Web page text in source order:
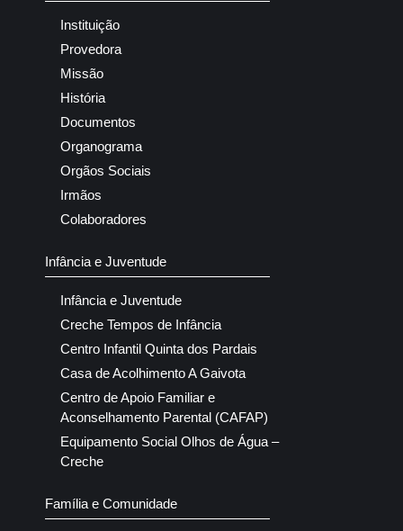
Instituição
Provedora
Missão
História
Documentos
Organograma
Orgãos Sociais
Irmãos
Colaboradores
Infância e Juventude
Infância e Juventude
Creche Tempos de Infância
Centro Infantil Quinta dos Pardais
Casa de Acolhimento A Gaivota
Centro de Apoio Familiar e
Aconselhamento Parental (CAFAP)
Equipamento Social Olhos de Água –
Creche
Família e Comunidade